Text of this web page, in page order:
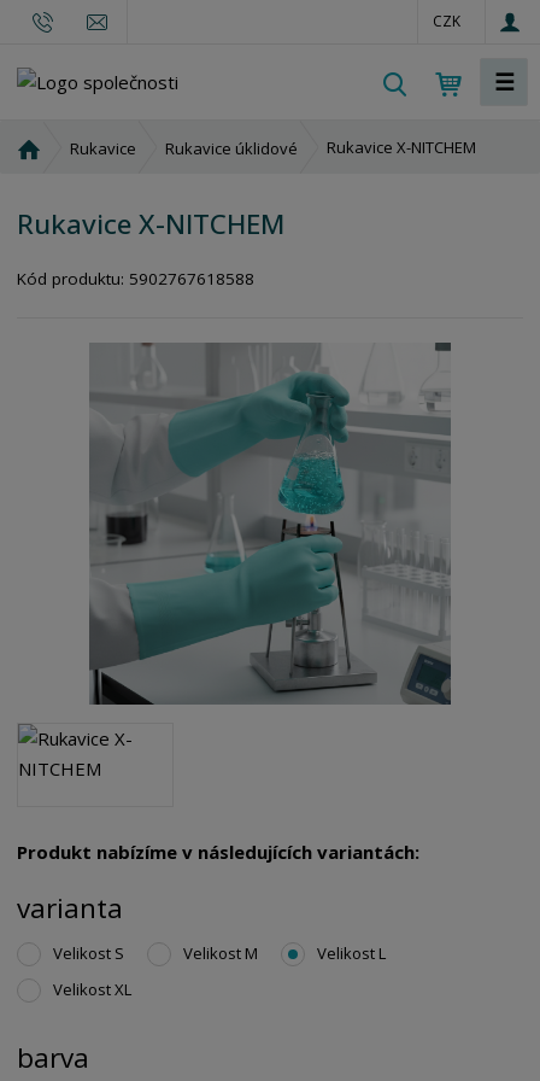
CZK
h
☰
d
í
Rukavice Rukavice úklidové Rukavice X-NITCHEM
Rukavice X-NITCHEM
Kód produktu: 5902767618588
Produkt nabízíme v následujících variantách:
varianta
Velikost S Velikost M
Velikost L
Velikost XL
barva